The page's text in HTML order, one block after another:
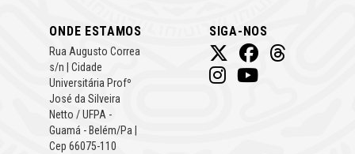
ONDE ESTAMOS
Rua Augusto Correa
s/n | Cidade
Universitária Profº
José da Silveira
Netto / UFPA -
Guamá - Belém/Pa |
Cep 66075-110
SIGA-NOS